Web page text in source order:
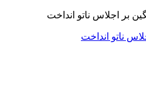
ناتو انداخت